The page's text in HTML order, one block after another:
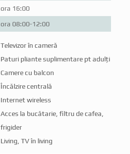
ora 16:00
ora 08:00-12:00
Televizor în cameră
Paturi pliante suplimentare pt adulți
Camere cu balcon
Încălzire centrală
Internet wireless
Acces la bucătarie, filtru de cafea,
frigider
Living, TV în living